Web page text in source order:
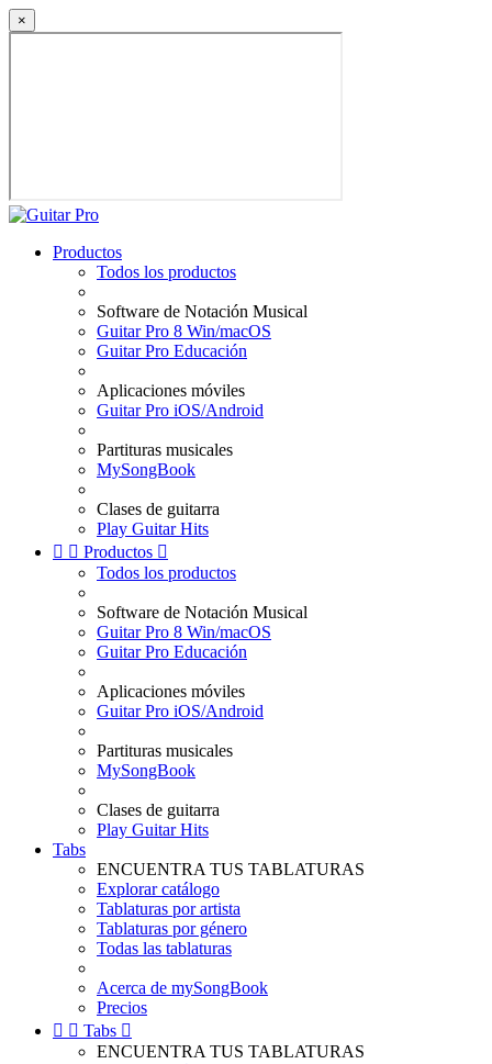
×
Productos
Todos los productos
Software de Notación Musical
Guitar Pro 8 Win/macOS
Guitar Pro Educación
Aplicaciones móviles
Guitar Pro iOS/Android
Partituras musicales
MySongBook
Clases de guitarra
Play Guitar Hits
  Productos 
Todos los productos
Software de Notación Musical
Guitar Pro 8 Win/macOS
Guitar Pro Educación
Aplicaciones móviles
Guitar Pro iOS/Android
Partituras musicales
MySongBook
Clases de guitarra
Play Guitar Hits
Tabs
ENCUENTRA TUS TABLATURAS
Explorar catálogo
Tablaturas por artista
Tablaturas por género
Todas las tablaturas
Acerca de mySongBook
Precios
  Tabs 
ENCUENTRA TUS TABLATURAS